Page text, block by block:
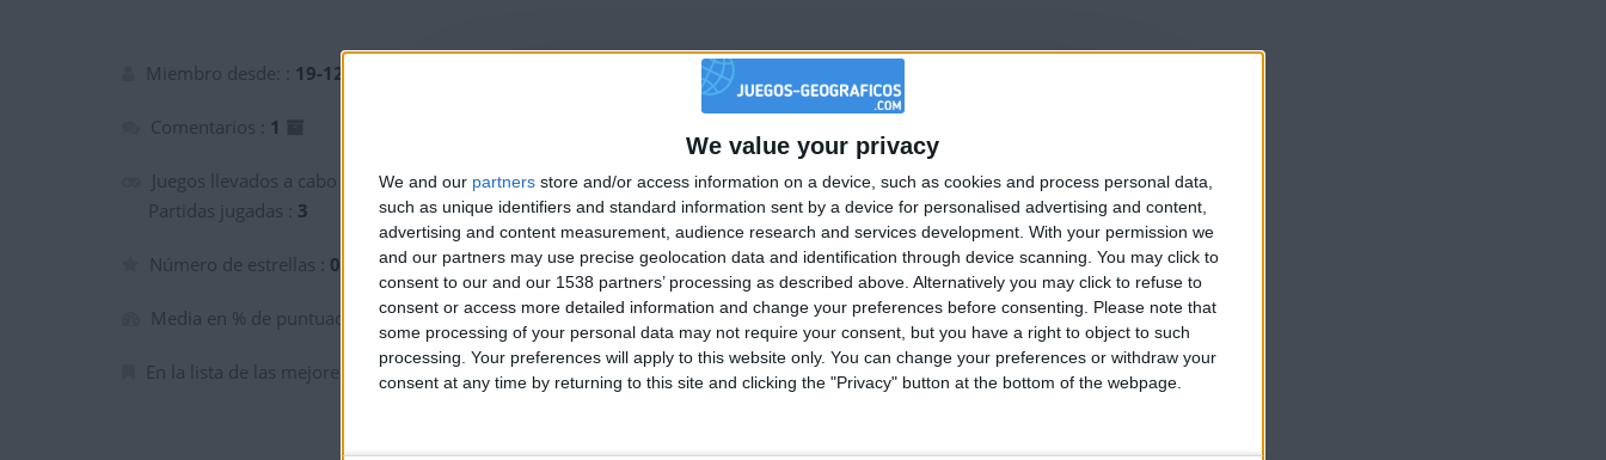
We value your privacy
We and our partners store and/or access information on a device, such as cookies and process personal data,
such as unique identifiers and standard information sent by a device for personalised advertising and content,
advertising and content measurement, audience research and services development. With your permission we
and our partners may use precise geolocation data and identification through device scanning. You may click to
consent to our and our 1538 partners’ processing as described above. Alternatively you may click to refuse to
consent or access more detailed information and change your preferences before consenting.
Please note that
some processing of your personal data may not require your consent, but you have a right to object to such
processing. Your preferences will apply to this website only. You can change your preferences or withdraw your
consent at any time by returning to this site and clicking the "Privacy" button at the bottom of the webpage.
Miembro desde: : 19-12-2025
Comentarios : 1
Juegos llevados a cabo :
Partidas jugadas : 3
Número de estrellas : 0
Media en % de puntuación max. :8.12%
En la lista de las mejores partidas : 0
🇺🇸 We noticed you’re visiting from
an English-speaking country
Join our American version now and be among
the firsts to submit your score on our
leaderboards!